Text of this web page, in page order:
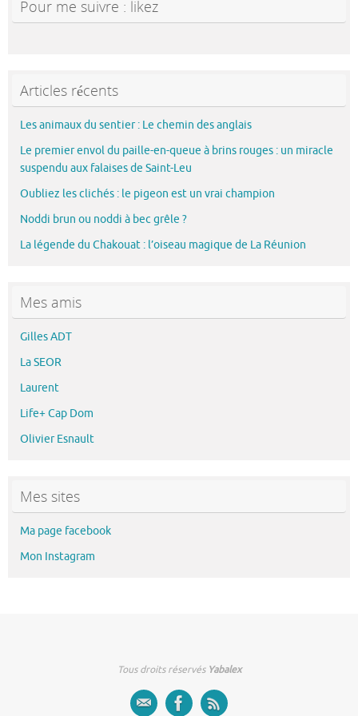
Pour me suivre : likez
Articles récents
Les animaux du sentier : Le chemin des anglais
Le premier envol du paille-en-queue à brins rouges : un miracle
suspendu aux falaises de Saint-Leu
Oubliez les clichés : le pigeon est un vrai champion
Noddi brun ou noddi à bec grêle ?
La légende du Chakouat : l’oiseau magique de La Réunion
Mes amis
Gilles ADT
La SEOR
Laurent
Life+ Cap Dom
Olivier Esnault
Mes sites
Ma page facebook
Mon Instagram
Tous droits réservés Yabalex